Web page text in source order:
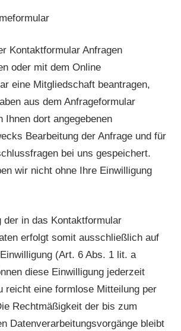
Kontaktformular Anfragen
oder mit dem Online
eine Mitgliedschaft beantragen,
aus dem Anfrageformular
Ihnen dort angegebenen
Bearbeitung der Anfrage und für
bei uns gespeichert.
wir nicht ohne Ihre Einwilligung
der in das Kontaktformular
erfolgt somit ausschließlich auf
(Art. 6 Abs. 1 lit. a
diese Einwilligung jederzeit
reicht eine formlose Mitteilung per
Rechtmäßigkeit der bis zum
Datenverarbeitungsvorgänge bleibt